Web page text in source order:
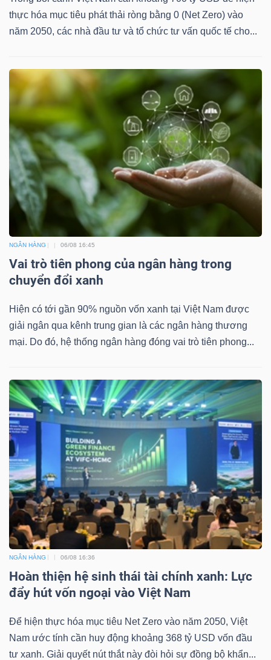
thực hóa mục tiêu phát thải ròng bằng 0 (Net Zero) vào
năm 2050, các nhà đầu tư và tổ chức tư vấn quốc tế cho...
NGÂN HÀNG 06/08 16:45
Vai trò tiên phong của ngân hàng trong
chuyển đổi xanh
Hiện có tới gần 90% nguồn vốn xanh tại Việt Nam được
giải ngân qua kênh trung gian là các ngân hàng thương
mại. Do đó, hệ thống ngân hàng đóng vai trò tiên phong...
NGÂN HÀNG 06/08 16:36
Hoàn thiện hệ sinh thái tài chính xanh: Lực
đẩy hút vốn ngoại vào Việt Nam
Để hiện thực hóa mục tiêu Net Zero vào năm 2050, Việt
Nam ước tính cần huy động khoảng 368 tỷ USD vốn đầu
tư xanh. Giải quyết nút thắt này đòi hỏi sự đồng bộ khẩn...